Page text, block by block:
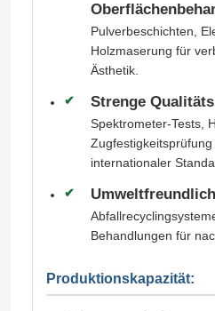
Pulverbeschichten,
Holzmaserung für
Ästhetik.
Strenge
Spektrometer-Tests,
internationaler
Behandlungen für
Produktionskapazität: